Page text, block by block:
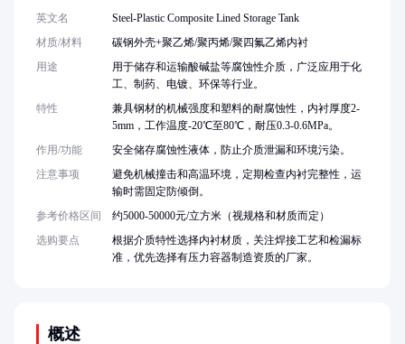
概述
英文名
Steel-Plastic Composite Lined Storage Tank
材质/材料
碳钢外壳+聚乙烯/聚丙烯/聚四氟乙烯内衬
用途
用于储存和运输酸碱盐等腐蚀性介质，广泛应用于化
工、制药、电镀、环保等行业。
特性
兼具钢材的机械强度和塑料的耐腐蚀性，内衬厚度2-
5mm，工作温度-20℃至80℃，耐压0.3-0.6MPa。
作用/功能
安全储存腐蚀性液体，防止介质泄漏和环境污染。
注意事项
避免机械撞击和高温环境，定期检查内衬完整性，运
输时需固定防倾倒。
参考价格区间
约5000-50000元/立方米（视规格和材质而定）
选购要点
根据介质特性选择内衬材质，关注焊接工艺和检漏标
准，优先选择有压力容器制造资质的厂家。